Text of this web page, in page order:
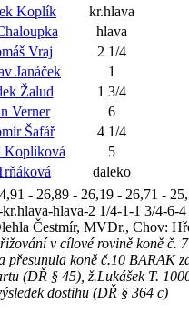
Koplík kr.hlava
hlava
Vraj 2 1/4
Janáček 1
Žalud 1 3/4
Verner 6
Šafář 4 1/4
Koplíková 5
daleko
- 26,89 - 26,19 - 26,71 -
hlava-2 1/4-1-1 3/4-6-
Čestmír, MVDr., Chov:
v cílové rovině koně
koně č.10 BARAK
(DŘ § 45), ž.Lukášek T.
dostihu (DŘ § 364 c)